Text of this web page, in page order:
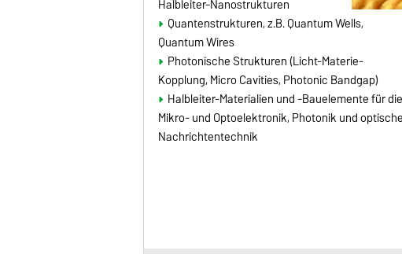
Halbleiter-Nanostrukturen
Quantenstrukturen, z.B. Quantum Wells,
Quantum Wires
Photonische Strukturen (Licht-Materie-
Kopplung, Micro Cavities, Photonic Bandgap)
Halbleiter-Materialien und -Bauelemente für die
Mikro- und Optoelektronik, Photonik und optische
Nachrichtentechnik